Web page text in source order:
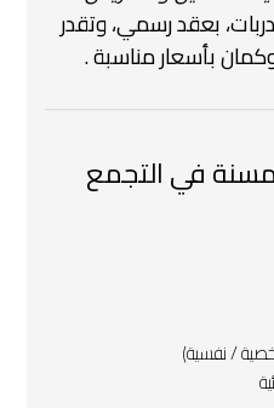
بعقد رسمي، وتقدر
بأسعار مناسبة .
في التجمع
/ نفسية)